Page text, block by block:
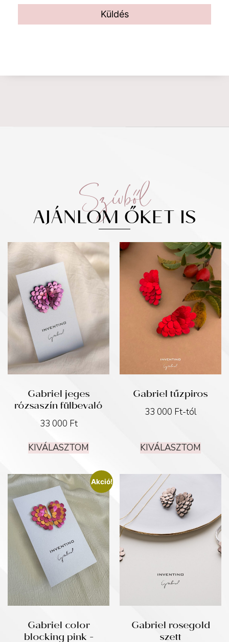
Küldés
Szívből
AJÁNLOM ŐKET IS
Gabriel jeges
rózsaszín fülbevaló
33 000 Ft
KIVÁLASZTOM
Gabriel tűzpiros
33 000 Ft-tól
KIVÁLASZTOM
Akció!
Gabriel color Gabriel rosegold